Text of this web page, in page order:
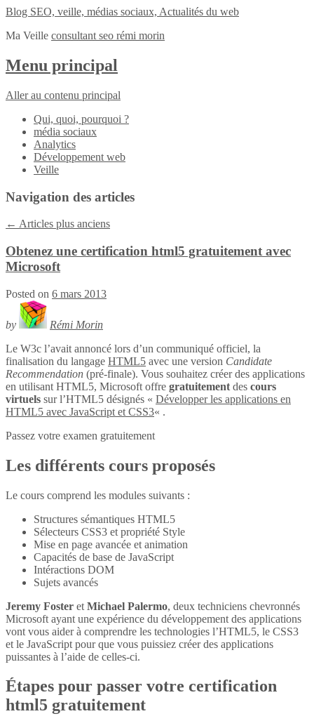
Blog SEO, veille, médias sociaux, Actualités du web
Ma Veille consultant seo rémi morin
Menu principal
Aller au contenu principal
Qui, quoi, pourquoi ?
média sociaux
Analytics
Développement web
Veille
Navigation des articles
← Articles plus anciens
Obtenez une certification html5 gratuitement avec
Microsoft
Posted on 6 mars 2013
by
Rémi Morin
Le W3c l’avait annoncé lors d’un communiqué officiel, la
finalisation du langage HTML5 avec une version Candidate
Recommendation (pré-finale). Vous souhaitez créer des applications
en utilisant HTML5, Microsoft offre gratuitement des cours
virtuels sur l’HTML5 désignés « Développer les applications en
HTML5 avec JavaScript et CSS3« .
Passez votre examen gratuitement
Les différents cours proposés
Le cours comprend les modules suivants :
Structures sémantiques HTML5
Sélecteurs CSS3 et propriété Style
Mise en page avancée et animation
Capacités de base de JavaScript
Intéractions DOM
Sujets avancés
Jeremy Foster et Michael Palermo, deux techniciens chevronnés
Microsoft ayant une expérience du développement des applications
vont vous aider à comprendre les technologies l’HTML5, le CSS3
et le JavaScript pour que vous puissiez créer des applications
puissantes à l’aide de celles-ci.
Étapes pour passer votre certification
html5 gratuitement